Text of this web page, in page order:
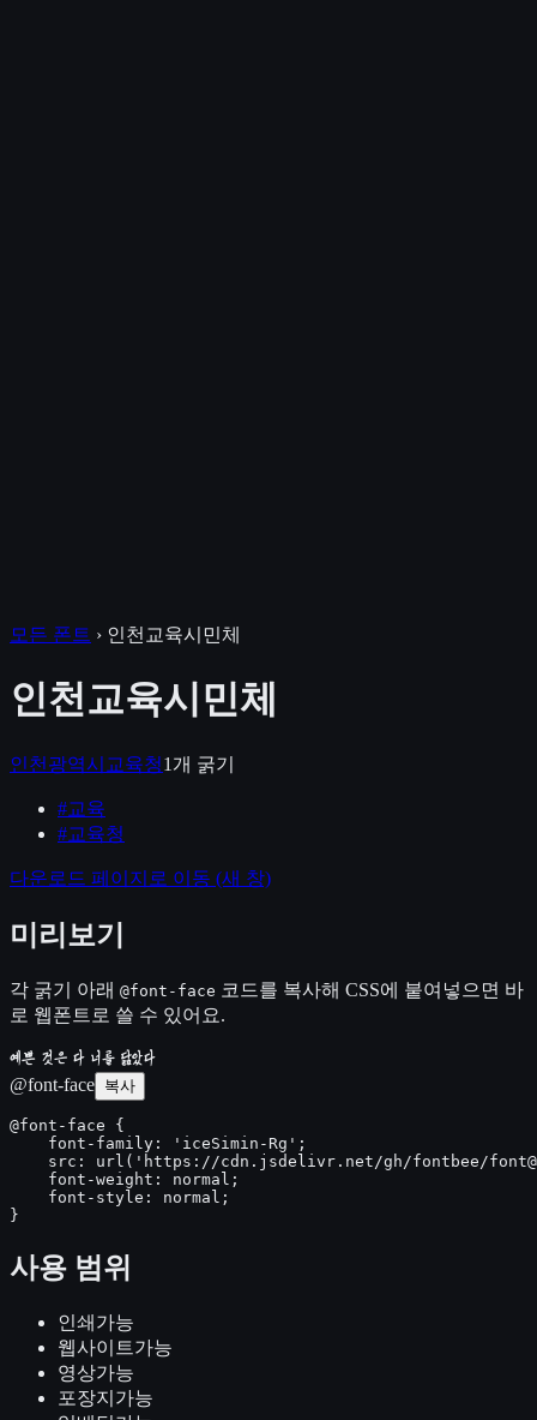
모든 폰트 › 인천교육시민체
인천교육시민체
인천광역시교육청1 개 굵기
#교육
#교육청
다운로드 페이지로 이동 (새 창)
미리보기
각 굵기 아래 @font-face 코드를 복사해 CSS에 붙여넣으면 바
로 웹폰트로 쓸 수 있어요.
예쁜 것은 다 너를 닮았다
@font-face 복사
@font-face {
    font-family: 'iceSimin-Rg';
src: url('https://cdn.jsdelivr.net/gh/fontbee/
    font-weight: normal;
    font-style: normal;
}
사용 범위
인쇄 가능
웹사이트가능
영상가능
포장지 가능